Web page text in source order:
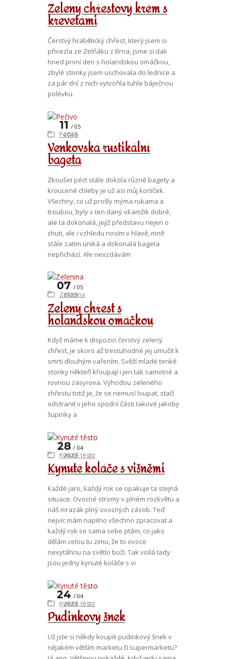
Zelený chřestový krém s
krevetami
Čerstvý hrabětický chřest, který jsem si
přivezla ze Zelňáku z Brna, jsme si dali
hned první den s holandskou omáčkou,
zbylé stonky jsem uschovala do lednice a
za pár dní z nich vytvořila tuhle báječnou
polévku.
Venkovská rustikální
bageta
11
05
2023
Pečivo
Zkoušet péct stále dokola různé bagety a
kroucené chleby je už asi můj koníček.
Všechny, co už prošly mýma rukama a
troubou, byly v ten daný okamžik dobré,
ale ta dokonalá, jejíž představu nejen o
chuti, ale i vzhledu nosím v hlavě, mně
stále zatím uniká a dokonalá bageta
nepřichází. Ale nevzdávám
Zelený chřest s
holandskou omáčkou
07
05
2023
Zelenina
Když máme k dispozici čerstvý zelený
chřest, je skoro až trestuhodné jej umučit k
smrti dlouhým vařením. Svěží mladé tenké
stonky někteří křoupají i jen tak samotné a
rovnou zasyrova. Výhodou zeleného
chřestu totiž je, že se nemusí loupat, stačí
odstranit v jeho spodní části takové jakoby
šupinky a
Kynuté koláče s višněmi
28
04
2023
Kynuté těsto
Každé jaro, každý rok se opakuje ta stejná
situace. Ovocné stromy v plném rozkvětu a
náš mrazák plný ovocných zásob. Teď
nejvíc mám napilno všechno zpracovat a
každý rok se sama sebe ptám, co jako
dělám celou tu zimu, že to ovoce
nevytáhnu na světlo boží. Tak voilá tady
jsou jedny kynuté koláče s vi
Pudinkový šnek
24
04
2023
Kynuté těsto
Už jste si někdy koupili pudinkový šnek v
nějakém větším marketu či supermarketu?